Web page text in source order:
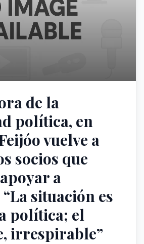
de la
política, en
vuelve a
socios que
a
situación es
política; el
irrespirable”